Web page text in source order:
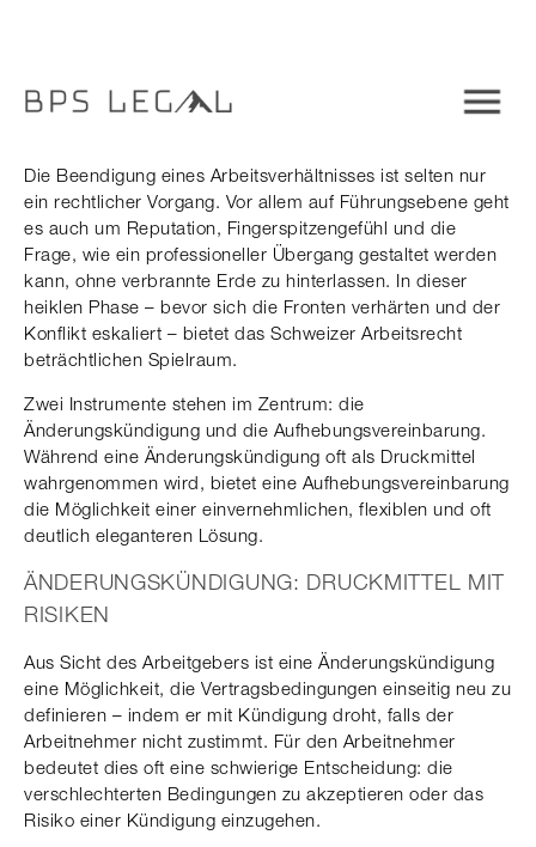
Die Beendigung eines Arbeitsverhältnisses ist selten nur
ein rechtlicher Vorgang. Vor allem auf Führungsebene geht
es auch um Reputation, Fingerspitzengefühl und die
Frage, wie ein professioneller Übergang gestaltet werden
kann, ohne verbrannte Erde zu hinterlassen. In dieser
heiklen Phase – bevor sich die Fronten verhärten und der
Konflikt eskaliert – bietet das Schweizer Arbeitsrecht
beträchtlichen Spielraum.
Zwei Instrumente stehen im Zentrum: die
Änderungskündigung und die Aufhebungsvereinbarung.
Während eine Änderungskündigung oft als Druckmittel
wahrgenommen wird, bietet eine Aufhebungsvereinbarung
die Möglichkeit einer einvernehmlichen, flexiblen und oft
deutlich eleganteren Lösung.
ÄNDERUNGSKÜNDIGUNG: DRUCKMITTEL MIT
RISIKEN
Aus Sicht des Arbeitgebers ist eine Änderungskündigung
eine Möglichkeit, die Vertragsbedingungen einseitig neu zu
definieren – indem er mit Kündigung droht, falls der
Arbeitnehmer nicht zustimmt. Für den Arbeitnehmer
bedeutet dies oft eine schwierige Entscheidung: die
verschlechterten Bedingungen zu akzeptieren oder das
Risiko einer Kündigung einzugehen.